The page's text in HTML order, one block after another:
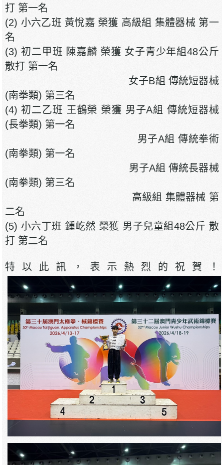
打 第一名
(2) 小六乙班 黃悅嘉 榮獲 高級組 集體器械 第一
名
(3) 初二甲班 陳嘉麟 榮獲 女子青少年組48公斤
散打 第一名
女子B組 傳統短器械
(南拳類) 第三名
(4) 初二乙班 王鶴榮 榮獲 男子A組 傳統短器械
(長拳類) 第一名
男子A組 傳統拳術
(南拳類) 第一名
男子A組 傳統長器械
(南拳類) 第三名
高級組 集體器械 第
二名
(5) 小六丁班 鍾屹然 榮獲 男子兒童組48公斤 散
打 第二名
特以此訊，表示熱烈的祝賀！